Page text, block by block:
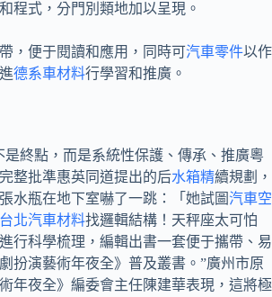
程式，分門別類地加以呈現。
，便于閱讀和應用，同時可 汽車零件以作
德系車材料行學習和推廣。
是終點，而是系統性保護、傳承、推廣粵
整批準惠英同道提出的后水箱精續規劃，
水瓶在地下室嚇了一跳：「她試圖汽車空
台北汽車材料找邏輯結構！天秤座太可怕
行科學梳理，編輯出書一套便于攜帶、易
扮演藝術年夜全》普及叢書。”廣州市原
年夜全》編委會主任陳建華表現，這將極